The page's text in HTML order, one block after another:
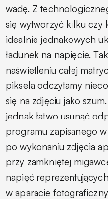
wadę. Z
się wytworzyć kilku czy
idealnie jednakowych
ładunek na napięcie.
naświetleniu całej
piksela odczytamy
się na zdjęciu jako
jednak łatwo usunąć
programu zapisanego
po wykonaniu zdjęcia
przy zamkniętej
napięć
w aparacie